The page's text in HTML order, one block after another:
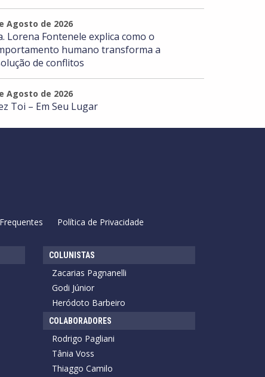
Agosto de 2026
Lorena Fontenele explica como o
humano transforma a
de conflitos
Agosto de 2026
Toi – Em Seu Lugar
Política de Privacidade
COLUNISTAS
Zacarias Pagnanelli
Godi Júnior
Heródoto Barbeiro
COLABORADORES
Rodrigo Pagliani
Tânia Voss
Thiaggo Camilo